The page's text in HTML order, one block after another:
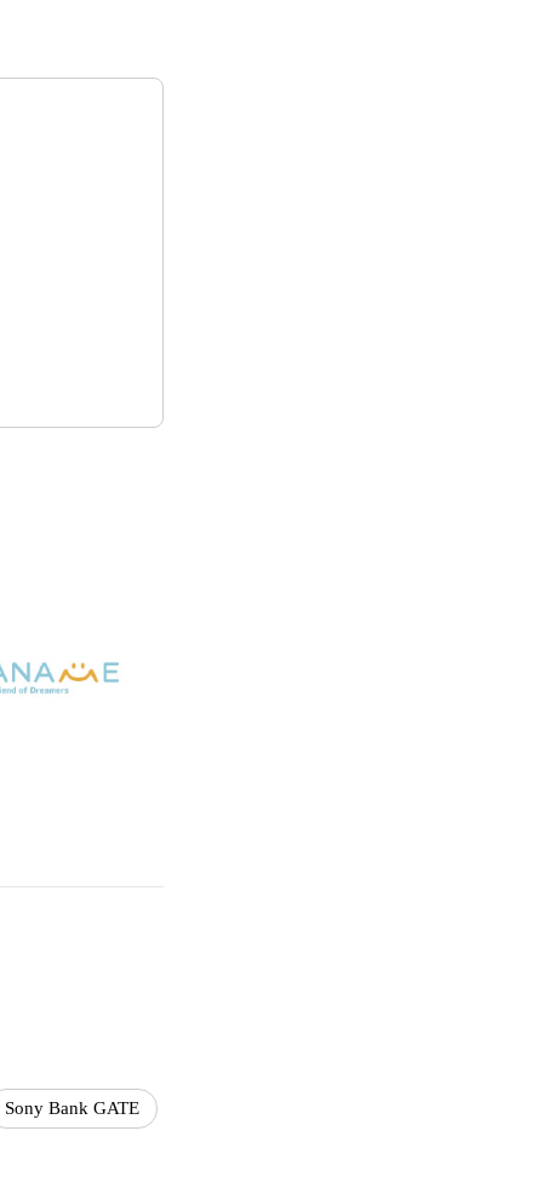
Sony Bank GATE